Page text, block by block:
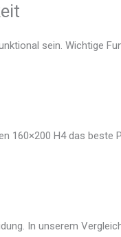
sein. Wichtige
160×200 H4 das
In unserem